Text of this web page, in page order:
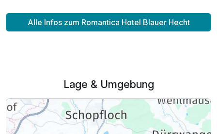
Alle Infos zum Romantica Hotel Blauer Hecht
Lage & Umgebung